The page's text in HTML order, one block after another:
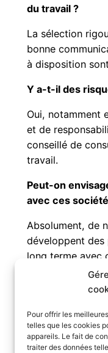
Pour offrir les
telles que les cookies
appareils. Le fait de
traiter des données
du travail ?
La sélection
bonne
à disposition
Y a-t-il des
Oui, notamment
et de
conseillé de
travail.
Peut-on
avec ces
Absolument, de
développent des
long terme avec
La société de
représente une
pour les
correctement,
compétitif